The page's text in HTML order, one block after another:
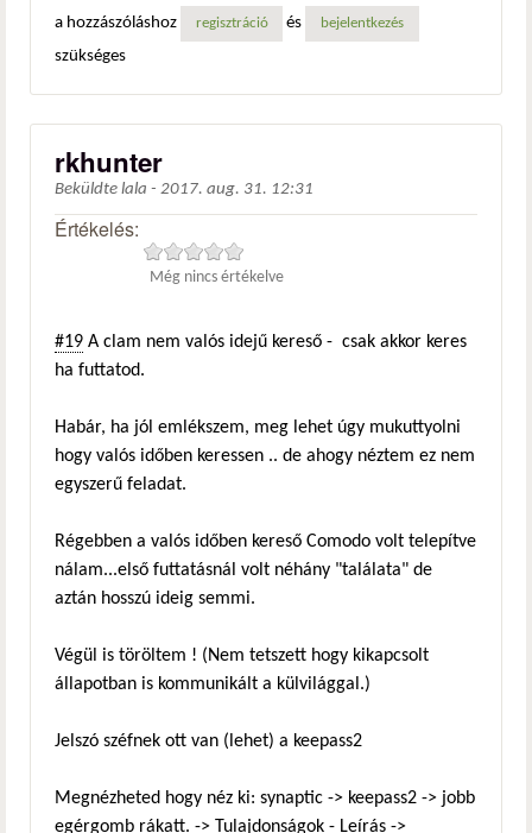
a hozzászóláshoz regisztráció és bejelentkezés
szükséges
rkhunter
Beküldte lala - 2017. aug. 31. 12:31
Értékelés:
Még nincs értékelve
#19 A clam nem valós idejű kereső - csak akkor keres
ha futtatod.
Habár, ha jól emlékszem, meg lehet úgy mukuttyolni
hogy valós időben keressen .. de ahogy néztem ez nem
egyszerű feladat.
Régebben a valós időben kereső Comodo volt telepítve
nálam...első futtatásnál volt néhány "találata" de
aztán hosszú ideig semmi.
Végül is töröltem ! (Nem tetszett hogy kikapcsolt
állapotban is kommunikált a külvilággal.)
Jelszó széfnek ott van (lehet) a keepass2
Megnézheted hogy néz ki: synaptic -> keepass2 -> jobb
egérgomb rákatt. -> Tulajdonságok - Leírás ->